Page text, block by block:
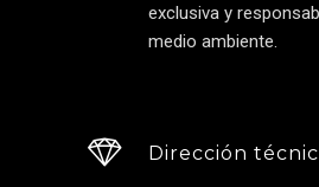
exclusiva y
medio ambiente.
Dirección